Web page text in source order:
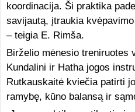
koordinacija. Ši praktika
savijautą, įtraukia
– teigia E. Rimša.
Birželio mėnesio treniruotes
Kundalini ir Hatha jogos
Rutkauskaitė kviečia patirti
ramybę, kūno balansą ir